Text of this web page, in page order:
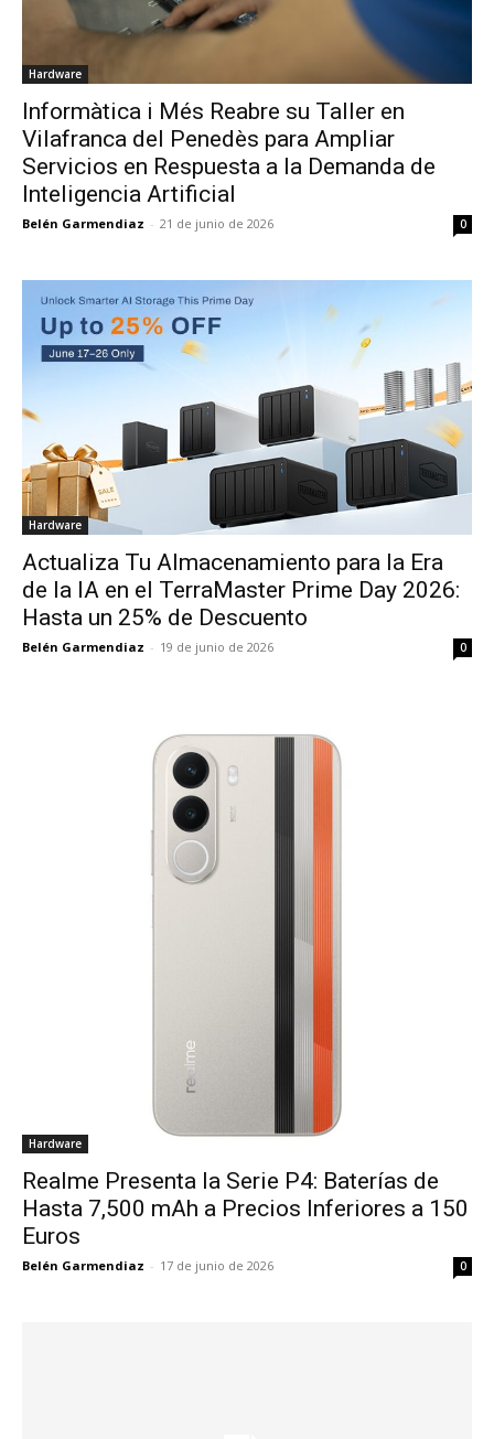
Hardware
Informàtica i Més Reabre su Taller en
Vilafranca del Penedès para Ampliar
Servicios en Respuesta a la Demanda de
Inteligencia Artificial
Belén Garmendiaz - 21 de junio de 2026 0
Hardware
Actualiza Tu Almacenamiento para la Era
de la IA en el TerraMaster Prime Day 2026:
Hasta un 25% de Descuento
Belén Garmendiaz - 19 de junio de 2026 0
Hardware
Realme Presenta la Serie P4: Baterías de
Hasta 7,500 mAh a Precios Inferiores a 150
Euros
Belén Garmendiaz - 17 de junio de 2026 0